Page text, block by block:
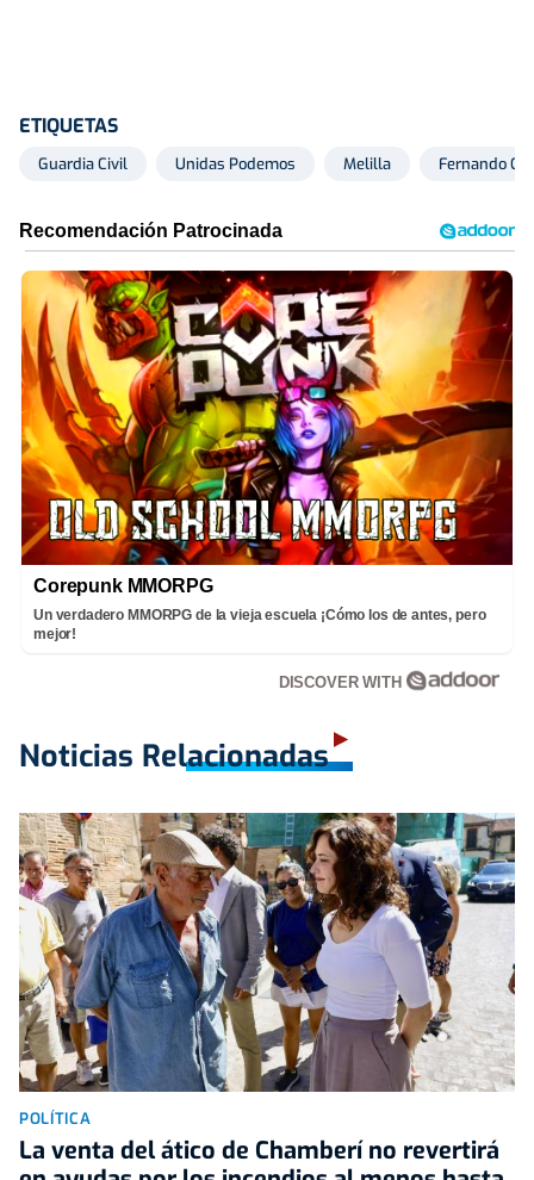
ETIQUETAS
Guardia Civil Unidas Podemos Melilla Fernando
Corepunk MMORPG
Un verdadero MMORPG de la vieja escuela ¡Cómo los de antes, pero
mejor!
DISCOVER WITH
Noticias Relacionadas
POLÍTICA
La venta del ático de Chamberí no revertirá